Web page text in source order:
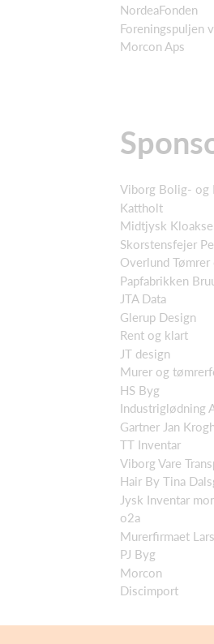
NordeaFonden
Foreningspuljen
Morcon Aps
Viborg Bolig- og
Kattholt
Midtjysk
Skorstensfejer
Overlund
Papfabrikken
JTA Data
Glerup Design
Rent og klart
JT design
Murer og
HS Byg
Industriglødning
Gartner Jan Krogh
TT Inventar
Viborg Vare
Hair By Tina
Jysk Inventar
o2a
Murerfirmaet
PJ Byg
Morcon
Discimport